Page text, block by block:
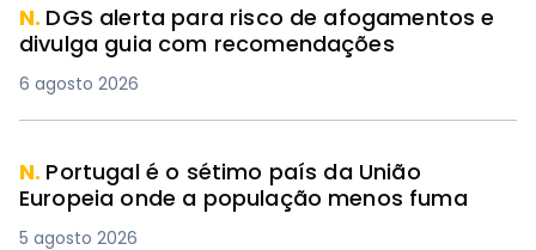
N. DGS alerta para risco de afogamentos e
divulga guia com recomendações
6 agosto 2026
N. Portugal é o sétimo país da União
Europeia onde a população menos fuma
5 agosto 2026